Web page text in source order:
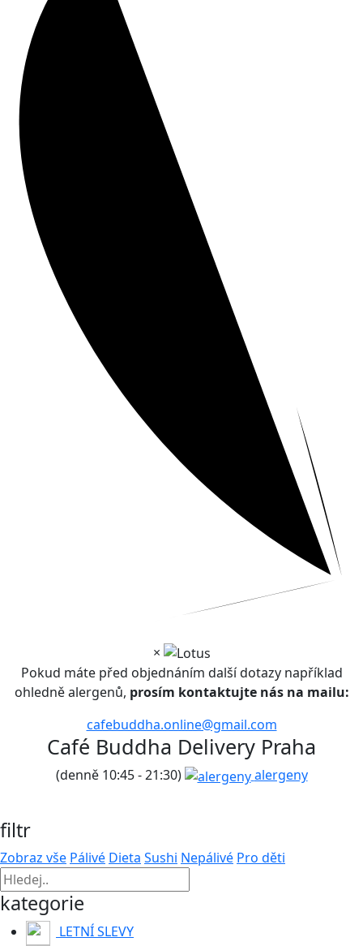
×
Pokud máte před objednáním další dotazy například
ohledně alergenů, prosím kontaktujte nás na mailu:
cafebuddha.online@gmail.com
Café Buddha Delivery Praha
(denně 10:45 - 21:30) alergeny
filtr
Zobraz vše Pálivé Dieta Sushi Nepálivé Pro děti
kategorie
LETNÍ SLEVY